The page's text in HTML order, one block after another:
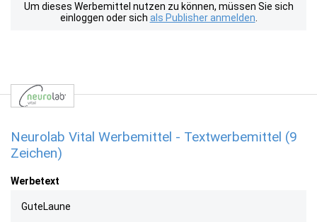
Um dieses Werbemittel nutzen zu können, müssen Sie sich
einloggen oder sich als Publisher anmelden
Neurolab Vital Werbemittel - Textwerbemittel (9
Zeichen)
Werbetext
GuteLaune